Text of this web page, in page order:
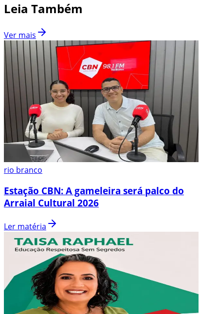
Leia Também
Ver mais
rio branco
Estação CBN: A gameleira será palco do
Arraial Cultural 2026
Ler matéria